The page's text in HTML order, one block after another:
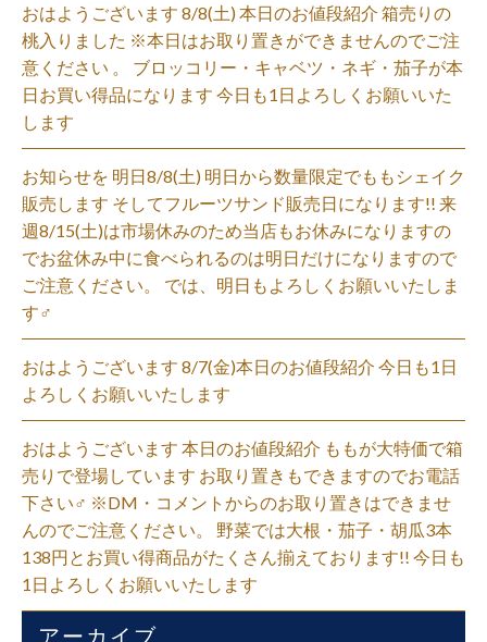
おはようございます 8/8(土) 本日のお値段紹介 箱売りの
桃入りました ※本日はお取り置きができませんのでご注
意ください 。 ブロッコリー・キャベツ・ネギ・茄子が本
日お買い得品になります 今日も1日よろしくお願いいた
します
お知らせを 明日8/8(土) 明日から数量限定でももシェイク
販売します そしてフルーツサンド販売日になります!! 来
週8/15(土)は市場休みのため当店もお休みになりますの
でお盆休み中に食べられるのは明日だけになりますので
ご注意ください。 では、明日もよろしくお願いいたしま
す‍♂️
おはようございます 8/7(金)本日のお値段紹介 今日も1日
よろしくお願いいたします
おはようございます 本日のお値段紹介 ももが大特価で箱
売りで登場しています お取り置きもできますのでお電話
下さい‍♂️ ※DM・コメントからのお取り置きはできませ
んのでご注意ください。 野菜では大根・茄子・胡瓜3本
138円とお買い得商品がたくさん揃えております!! 今日も
1日よろしくお願いいたします
アーカイブ